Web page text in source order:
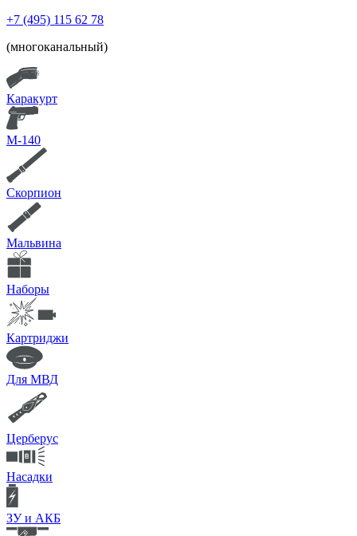
+7 (495) 115 62 78
(многоканальный)
Каракурт
М-140
Скорпион
Мальвина
Наборы
Картриджи
Для МВД
Церберус
Насадки
ЗУ и АКБ